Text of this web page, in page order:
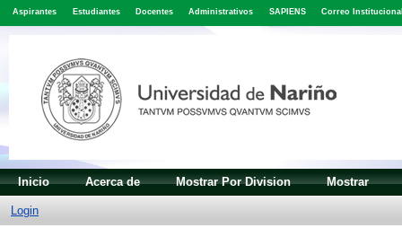
Aspirantes Estudiantes Docentes Administrativos SAPIENS Correo
Inicio Acerca de Mostrar Por Division Mostrar
Login